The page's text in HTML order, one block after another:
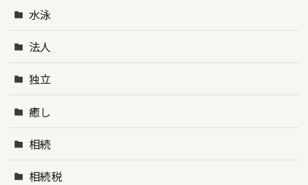
水泳
法人
独立
癒し
相続
相続税